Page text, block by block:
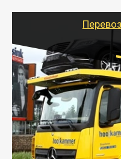
Цена за
- Перевозка
быстрый и
легковых
город.